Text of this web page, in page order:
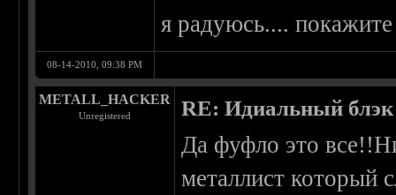
я радуюсь....
08-14-2010, 09:38 PM
METALL_HACKER
Unregistered RE: Идиальный
Да фуфло это
металлист который